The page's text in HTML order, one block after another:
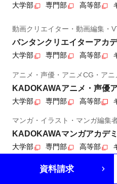
大学部 専門部 高等部
動画クリエイター・動画編集・
バンタンクリエイターアカ
大学部 専門部 高等部
アニメ・声優・アニメCG・アニ
KADOKAWAアニメ・声優
大学部 専門部 高等部
マンガ・イラスト・マンガ編集
KADOKAWAマンガアカデ
大学部 専門部 高等部
ヘアメイク・ネイル・エステ・
資料請求